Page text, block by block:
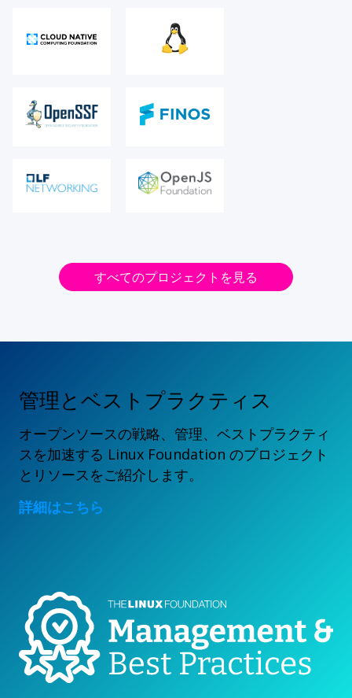
すべてのプロジェクトを見る
管理とベストプラクティス
オープンソースの戦略、管理、ベストプラクティ
スを加速する Linux Foundation のプロジェクト
とリソースをご紹介します。
詳細はこちら